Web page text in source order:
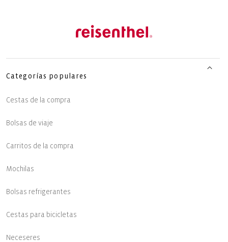
Categorías populares
Cestas de la compra
Bolsas de viaje
Carritos de la compra
Mochilas
Bolsas refrigerantes
Cestas para bicicletas
Neceseres